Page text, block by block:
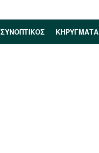
ΣΥΝΟΠΤΙΚΌΣ ΚΗΡΎΓΜΑΤΑ